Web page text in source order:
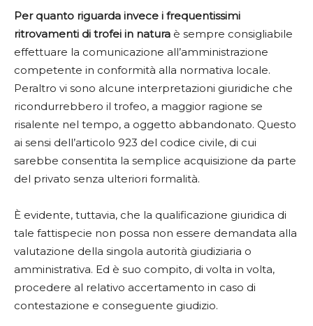
Per quanto riguarda invece i frequentissimi
ritrovamenti di trofei in natura è sempre consigliabile
effettuare la comunicazione all’amministrazione
competente in conformità alla normativa locale.
Peraltro vi sono alcune interpretazioni giuridiche che
ricondurrebbero il trofeo, a maggior ragione se
risalente nel tempo, a oggetto abbandonato. Questo
ai sensi dell’articolo 923 del codice civile, di cui
sarebbe consentita la semplice acquisizione da parte
del privato senza ulteriori formalità.
È evidente, tuttavia, che la qualificazione giuridica di
tale fattispecie non possa non essere demandata alla
valutazione della singola autorità giudiziaria o
amministrativa. Ed è suo compito, di volta in volta,
procedere al relativo accertamento in caso di
contestazione e conseguente giudizio.